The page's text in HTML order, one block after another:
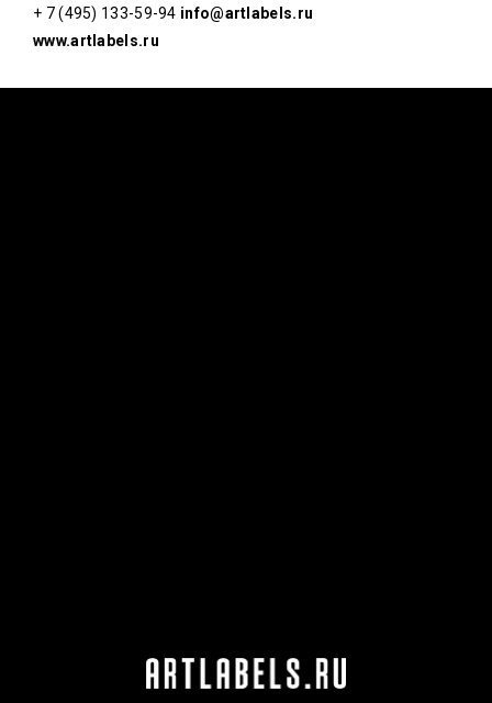
+ 7 (495) 133-59-94 info@artlabels.ru
www.artlabels.ru